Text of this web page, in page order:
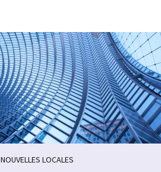
NOUVELLES LOCALES